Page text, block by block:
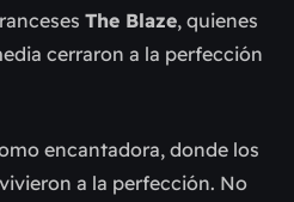
The Blaze, quienes
cerraron a la perfección
encantadora, donde los
a la perfección. No